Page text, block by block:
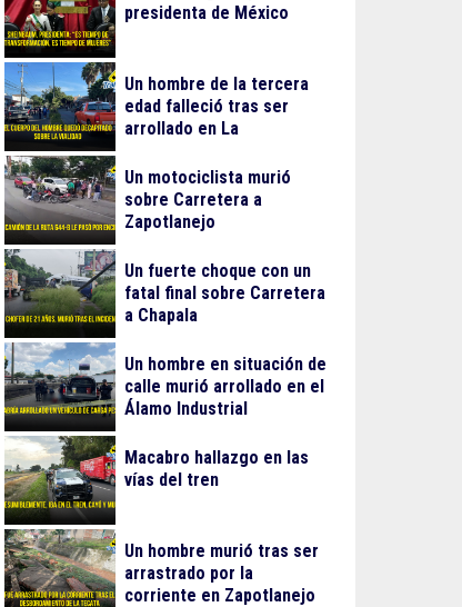
presidenta de México
Un hombre de la tercera
edad falleció tras ser
arrollado en La
Un motociclista murió
sobre Carretera a
Zapotlanejo
Un fuerte choque con un
fatal final sobre Carretera
a Chapala
Un hombre en situación de
calle murió arrollado en el
Álamo Industrial
Macabro hallazgo en las
vías del tren
Un hombre murió tras ser
arrastrado por la
corriente en Zapotlanejo